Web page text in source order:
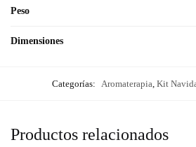
Peso
Dimensiones
Categorías: Aromaterapia Kit
Productos relacionados